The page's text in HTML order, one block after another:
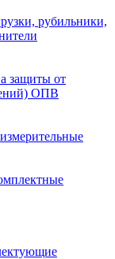
рубильники,
защиты от
ОПВ